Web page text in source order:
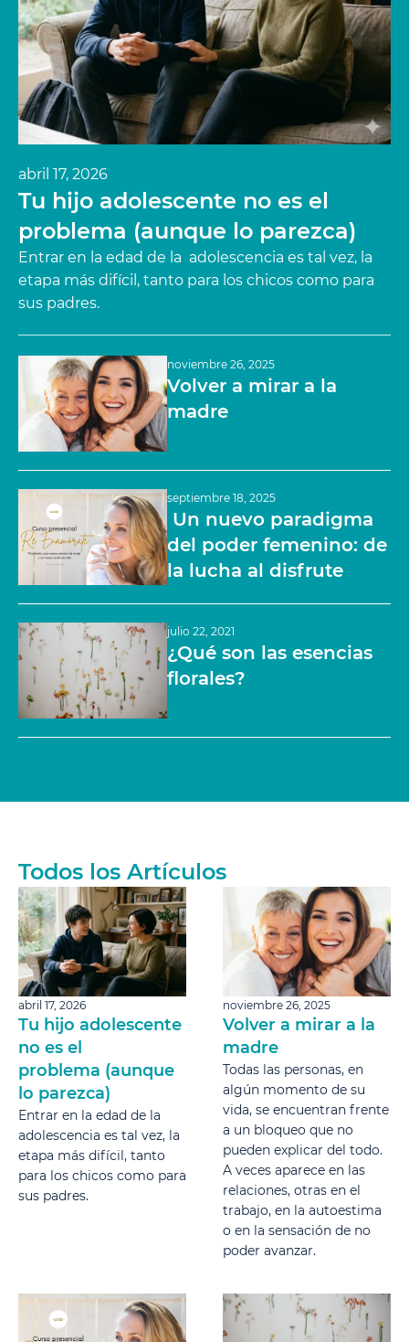
abril 17, 2026
Tu hijo adolescente no es el
problema (aunque lo parezca)
Entrar en la edad de la adolescencia es tal vez, la
etapa más difícil, tanto para los chicos como para
sus padres.
noviembre 26, 2025
Volver a mirar a la
madre
septiembre 18, 2025
Un nuevo paradigma
del poder femenino: de
la lucha al disfrute
julio 22, 2021
¿Qué son las esencias
florales?
Todos los Artículos
abril 17, 2026
Tu hijo adolescente
no es el
problema (aunque
lo parezca)
Entrar en la edad de la
adolescencia es tal vez, la
etapa más difícil, tanto
para los chicos como para
sus padres.
noviembre 26, 2025
Volver a mirar a la
madre
Todas las personas, en
algún momento de su
vida, se encuentran frente
a un bloqueo que no
pueden explicar del todo.
A veces aparece en las
relaciones, otras en el
trabajo, en la autoestima
o en la sensación de no
poder avanzar.